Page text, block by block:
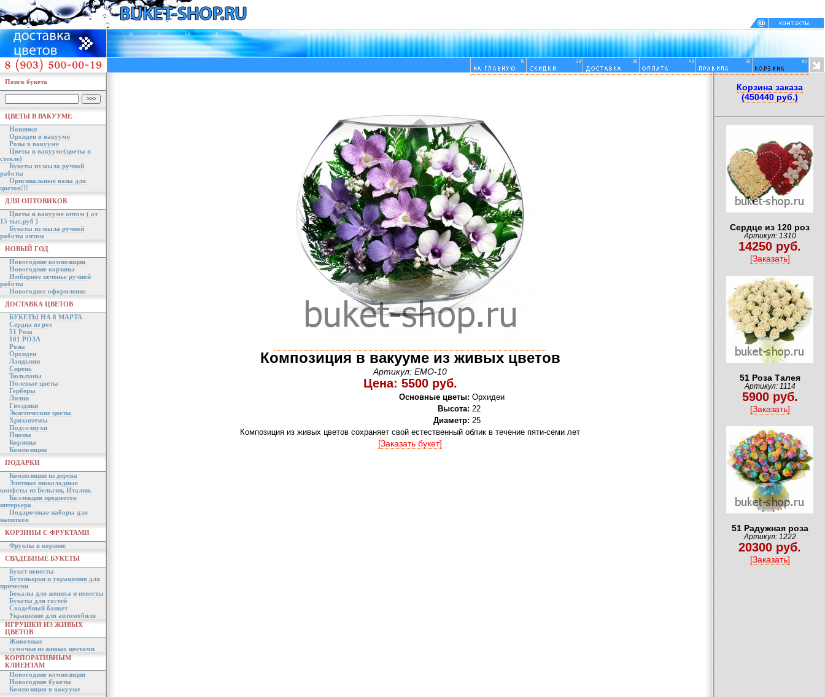
Поиск букета
ЦВЕТЫ В ВАКУУМЕ
Новинки
Орхидеи в вакууме
Розы в вакууме
Цветы в вакууме(цветы в
стекле)
Букеты из мыла ручной
работы
Оригинальные вазы для
цветов!!!
ДЛЯ ОПТОВИКОВ
Цветы в вакууме оптом ( от
15 тыс.руб )
Букеты из мыла ручной
работы оптом
НОВЫЙ ГОД
Новогодние композиции
Новогодние корзины
Имбирное печенье ручной
работы
Новогоднее оформление
ДОСТАВКА ЦВЕТОВ
БУКЕТЫ НА 8 МАРТА
Сердца из роз
51 Роза
101 РОЗА
Розы
Орхидеи
Ландыши
Сирень
Тюльпаны
Полевые цветы
Герберы
Лилии
Гвоздики
Экзотические цветы
Хризантемы
Подсолнухи
Пионы
Корзины
Композиции
ПОДАРКИ
Композиции из дерева
Элитные шоколадные
конфеты из Бельгии, Италии.
Коллекция предметов
интерьера
Подарочные наборы для
напитков
КОРЗИНЫ С ФРУКТАМИ
Фрукты в корзине
СВАДЕБНЫЕ БУКЕТЫ
Букет невесты
Бутоньерки и украшения для
прически
Бокалы для жениха и невесты
Букеты для гостей
Свадебный банкет
Украшение для автомобиля
ИГРУШКИ ИЗ ЖИВЫХ
ЦВЕТОВ
Животные
сумочки из живых цветами
КОРПОРАТИВНЫМ
КЛИЕНТАМ
Новогодние композиции
Новогодние букеты
Композиция в вакууме
Композиция в вакууме из живых цветов
Артикул: EMO-10
Цена: 5500 руб.
Основные цветы: Орхидеи
Высота: 22
Диаметр: 25
Композиция из живых цветов сохраняет свой естественный облик в течение пяти-семи лет
[Заказать букет]
Корзина заказа
(450440 руб.)
Сердце из 120 роз
Артикул: 1310
14250 руб.
[Заказать]
51 Роза Талея
Артикул: 1114
5900 руб.
[Заказать]
51 Радужная роза
Артикул: 1222
20300 руб.
[Заказать]